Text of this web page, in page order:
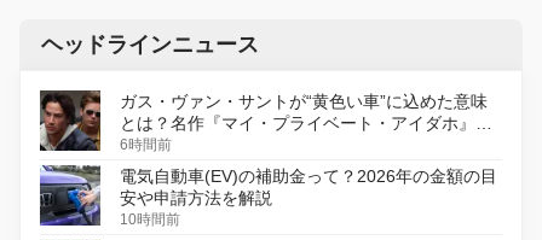
ヘッドラインニュース
ガス・ヴァン・サントが“黄色い車”に込めた意味
とは？名作『マイ・プライベート・アイダホ』が
初のデジタルリマスター版で復活
6時間前
電気自動車(EV)の補助金って？2026年の金額の目
安や申請方法を解説
10時間前